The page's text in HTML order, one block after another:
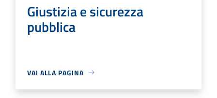
Giustizia e sicurezza
pubblica
VAI ALLA PAGINA